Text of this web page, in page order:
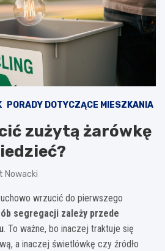
PORADY DOTYCZĄCE MIESZKANIA
zużytą żarówkę
Nowacki
wrzucić do pierwszego
segregacji zależy przede
. To ważne, bo inaczej traktuje się
a inaczej świetlówkę czy źródło